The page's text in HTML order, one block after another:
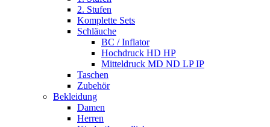
2. Stufen
Komplette Sets
Schläuche
BC / Inflator
Hochdruck HD HP
Mitteldruck MD ND LP IP
Taschen
Zubehör
Bekleidung
Damen
Herren